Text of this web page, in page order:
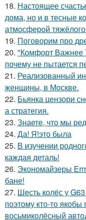
18. Настоящее
дома, но и в тесные
атмосферой тяжёлого
19. Поговорим про
20. "Комфорт Важнее
почему не пытается
21. Реализованный
женщины, в Москве.
22. Бьянка цензори
а стратегия.
23. Знаете, что мы
24. Да! Я!это была
25. В изучении
каждая деталь!
26. Экономайзеры
бане!
27. Шесть колёс у
поэтому кто-то
восьмиколёсный